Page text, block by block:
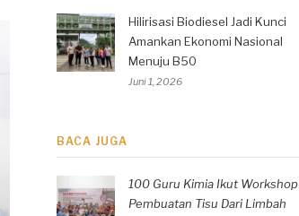
Hilirisasi Biodiesel Jadi Kunci
Amankan Ekonomi Nasional
Menuju B50
Juni 1, 2026
BACA JUGA
100 Guru Kimia Ikut Workshop
Pembuatan Tisu Dari Limbah